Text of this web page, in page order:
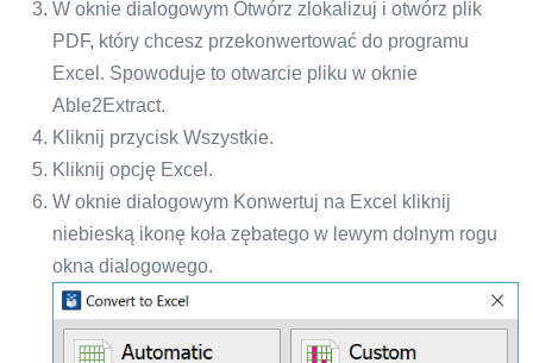
W oknie dialogowym Otwórz zlokalizuj i otwórz plik
PDF, który chcesz przekonwertować do programu
Excel. Spowoduje to otwarcie pliku w oknie
Able2Extract.
Kliknij przycisk Wszystkie.
Kliknij opcję Excel.
W oknie dialogowym Konwertuj na Excel kliknij
niebieską ikonę koła zębatego w lewym dolnym rogu
okna dialogowego.